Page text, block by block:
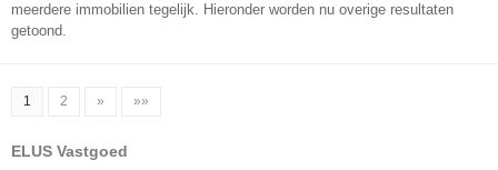
meerdere immobilien tegelijk. Hieronder worden nu overige resultaten
getoond.
1 2 » »»
ELUS Vastgoed